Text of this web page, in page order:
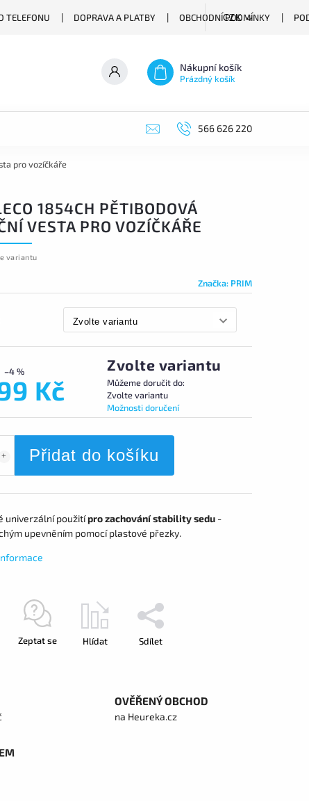
TELEFONU DOPRAVA A PLATBY OBCHODNÍ PODMÍNKY
CZK
Nákupní košík
Prázdný košík
566 626 220
pro vozíčkáře
1854CH PĚTIBODOVÁ
VESTA PRO VOZÍČKÁŘE
variantu
Značka: PRIM
–4 %
Kč
Zvolte variantu
Můžeme doručit do:
Zvolte variantu
Možnosti doručení
Přidat do košíku
univerzální použitípro zachování stability sedu-
upevněním pomocí plastové přezky.
Zeptat se Hlídat Sdílet
OVĚŘENÝ OBCHOD
na Heureka.cz